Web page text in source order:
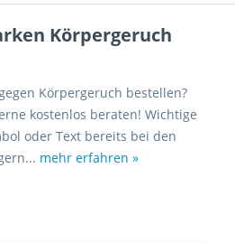
Körpergeruch
Körpergeruch bestellen?
kostenlos beraten! Wichtige
oder Text bereits bei den
mehr erfahren »